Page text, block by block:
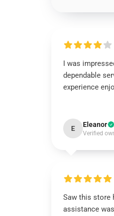
I was
dependable
experience
E Eleanor
Verified
Saw this store
assistance